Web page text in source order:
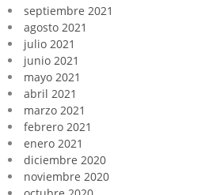
septiembre 2021
agosto 2021
julio 2021
junio 2021
mayo 2021
abril 2021
marzo 2021
febrero 2021
enero 2021
diciembre 2020
noviembre 2020